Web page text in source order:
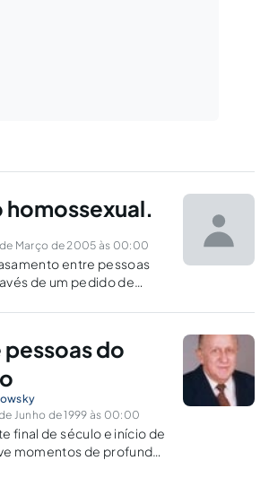
homossexual.
Março de 2005 às 00:00
entre pessoas
de um pedido de
do homossexualismo.
do
Junho de 1999 às 00:00
final de século e início de
momentos de profundas